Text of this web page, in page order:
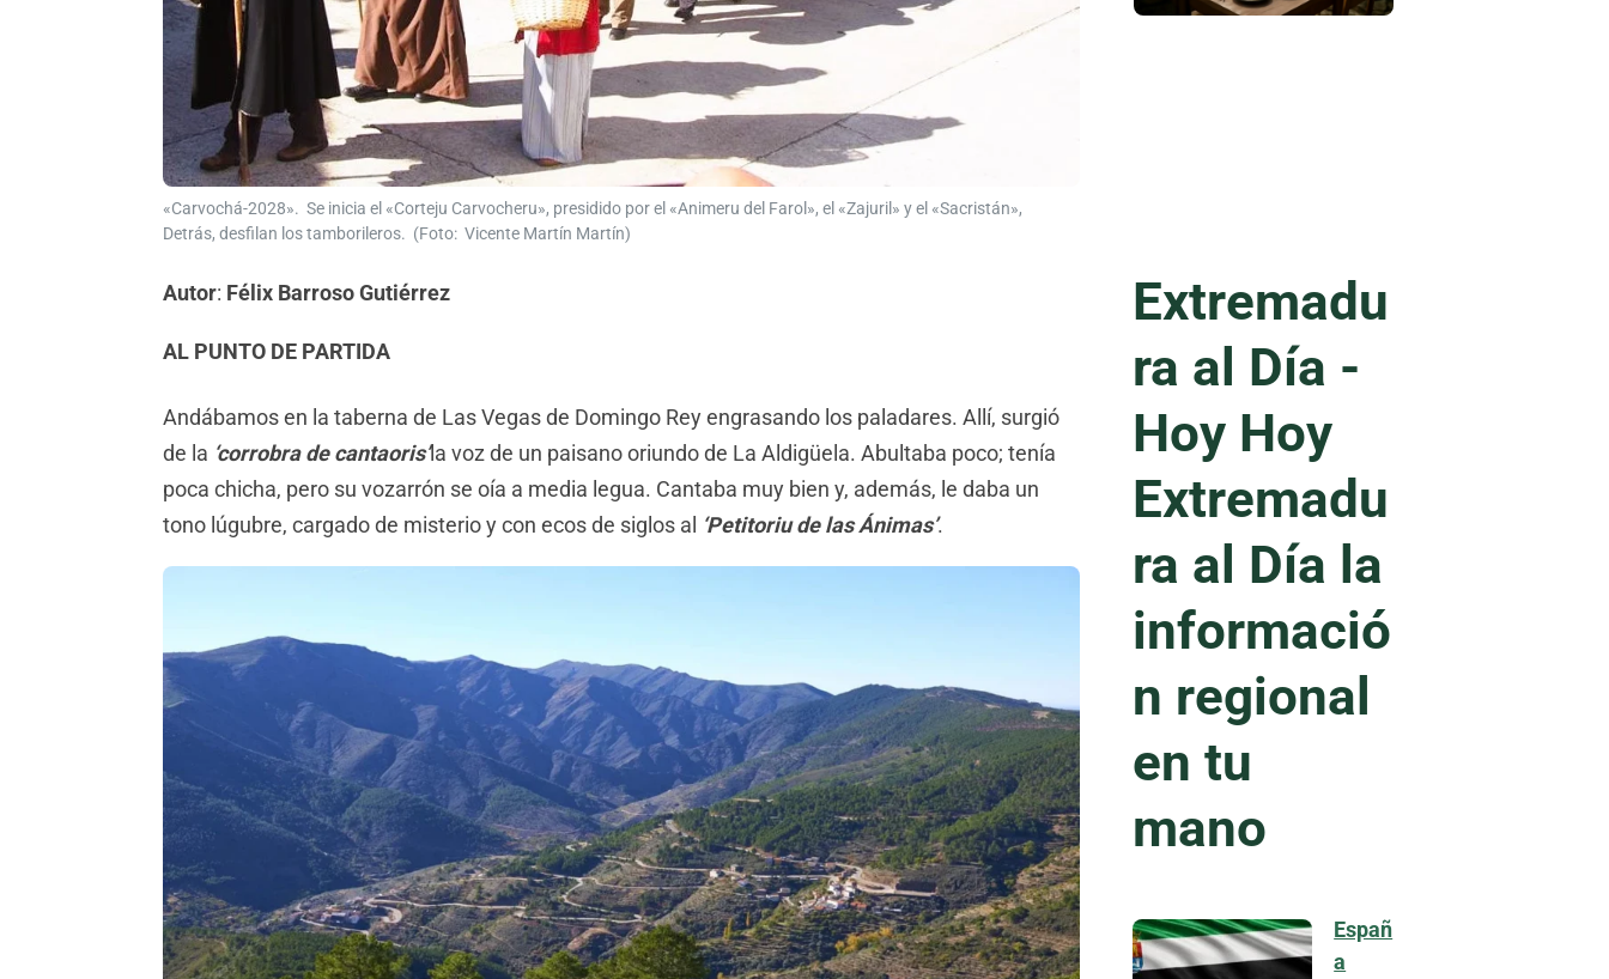
«Carvochá-2028». Se inicia el «Corteju Carvocheru», presidido por el «Animeru del Farol», el «Zajuril» y el «Sacristán»,
Detrás, desfilan los tamborileros. (Foto: Vicente Martín Martín)
Autor: Félix Barroso Gutiérrez
AL PUNTO DE PARTIDA
Andábamos en la taberna de Las Vegas de Domingo Rey engrasando los paladares. Allí, surgió
de la ‘corrobra de cantaoris’la voz de un paisano oriundo de La Aldigüela. Abultaba poco; tenía
poca chicha, pero su vozarrón se oía a media legua. Cantaba muy bien y, además, le daba un
tono lúgubre, cargado de misterio y con ecos de siglos al ‘Petitoriu de las Ánimas’.
Extremadu
ra al Día -
Hoy Hoy
Extremadu
ra al Día la
informació
n regional
en tu
mano
Españ
a